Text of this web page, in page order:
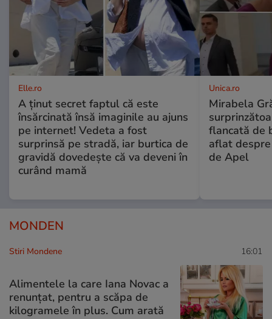
Elle.ro
A ținut secret faptul că este
însărcinată însă imaginile au ajuns
pe internet! Vedeta a fost
surprinsă pe stradă, iar burtica de
gravidă dovedește că va deveni în
curând mamă
Unica.ro
Mirabela
flancată de
aflat
de Apel
MONDEN
Stiri Mondene 16:01
Alimentele la care Iana Novac a
renunțat, pentru a scăpa de
kilogramele în plus. Cum arată